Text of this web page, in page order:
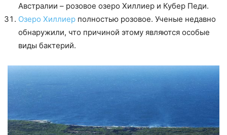
Австралии – розовое озеро Хиллиер и Кубер Педи.
Озеро Хиллиер полностью розовое. Ученые недавно
обнаружили, что причиной этому являются особые
виды бактерий.